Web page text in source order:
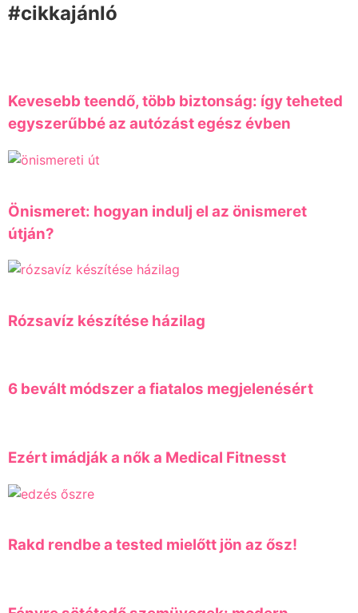
#cikkajánló
Kevesebb teendő, több biztonság: így teheted
egyszerűbbé az autózást egész évben
Önismeret: hogyan indulj el az önismeret
útján?
Rózsavíz készítése házilag
6 bevált módszer a fiatalos megjelenésért
Ezért imádják a nők a Medical Fitnesst
Rakd rendbe a tested mielőtt jön az ősz!